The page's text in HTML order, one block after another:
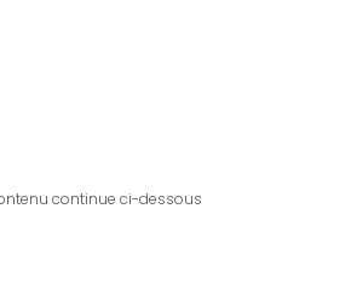
continue ci-dessous